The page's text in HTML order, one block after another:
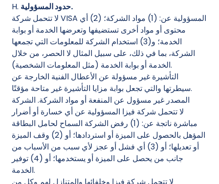
H.
حدود المسؤولية.
لا تتحمل شركة VISA المسؤولية عن: (1) مواد الشركة؛ (2) أي
محتوى أو مواد أخرى تستضيفها وتعرضها الخدمة أو بوابة
الخدمة؛ و(3) استخدام الشركة للمعلومات التي تجمعها
الشركة، بما في ذلك، على سبيل المثال لا الحصر، من خلال
الخدمة أو بوابة الخدمة (مثل المعلومات الشخصية).
التأشيرة غير مسؤولة عن الأعطال الفنية الخارجة عن
سيطرتها والتي تجعل بوابة مزايا التأشيرة غير متاحة مؤقتًا.
المصدر غير مسؤول عن المنفعة أو مواد الشركة. الشركة
لا تتحمل شركة فيزا المسؤولية عن أي خسارة أو أضرار
مباشرة ناتجة عن: (1) رفض الشركة السماح لحامل البطاقة
المؤهل بالحصول على الميزة أو استردادها؛ أو (2) وقف الميزة
أو تعديلها؛ أو (3) أي فشل أو عجز لأي سبب من الأسباب من
جانب من يحصل على الميزة أو يستخدمها؛ أو (4) توفير
الخدمة.
لا تتحمل شركة فيزا وخلفائها والمتنازل لهم وكل من